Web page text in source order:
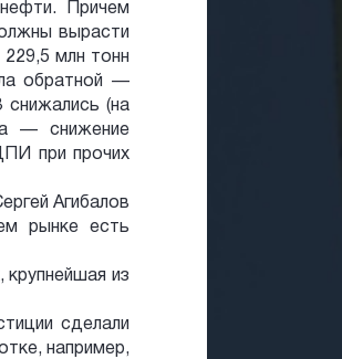
Причем
вырасти
млн тонн
обратной —
(на
— снижение
при прочих
Агибалов
рынке есть
крупнейшая из
сделали
например,